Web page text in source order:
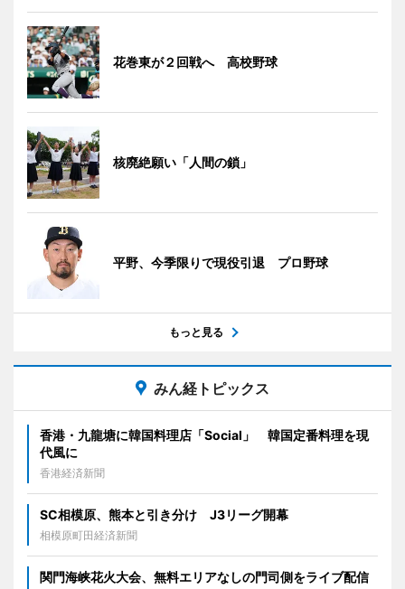
花巻東が２回戦へ 高校野球
核廃絶願い「人間の鎖」
平野、今季限りで現役引退 プロ野球
もっと見る
みん経トピックス
香港・九龍塘に韓国料理店「Social」 韓国定番料理を現
代風に
香港経済新聞
SC相模原、熊本と引き分け J3リーグ開幕
相模原町田経済新聞
関門海峡花火大会、無料エリアなしの門司側をライブ配信